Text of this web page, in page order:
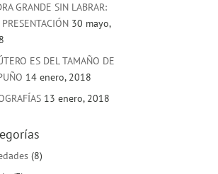
GRANDE SIN LABRAR:
PRESENTACIÓN 30 mayo,
ES DEL TAMAÑO DE
14 enero, 2018
13 enero, 2018
(8)